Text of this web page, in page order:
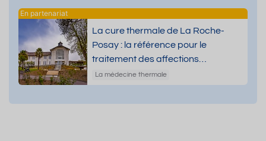
La cure thermale de La Roche-
Posay : la référence pour le
traitement des affections
dermatologiques
La médecine thermale